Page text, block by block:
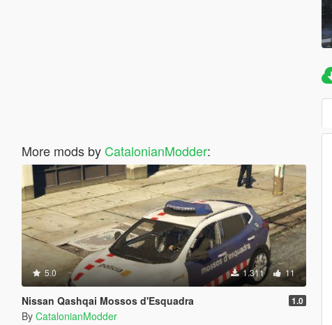
More mods by CatalonianModder:
5.0 1.311 11
Nissan Qashqai Mossos d'Esquadra 1.0
By CatalonianModder